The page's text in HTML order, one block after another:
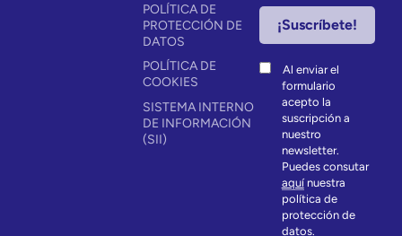
POLÍTICA DE
PROTECCIÓN DE
DATOS
POLÍTICA DE
COOKIES
SISTEMA INTERNO
DE INFORMACIÓN
(SII)
Al enviar el
formulario
acepto la
suscripción a
nuestro
newsletter.
Puedes consutar
aquínuestra
política de
protección de
datos.